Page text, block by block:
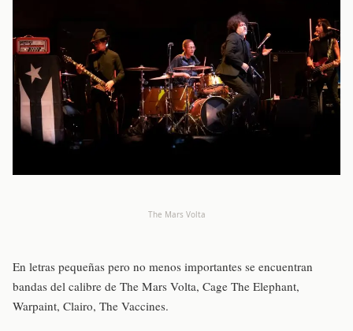
The Mars Volta
En letras pequeñas pero no menos importantes se encuentran
bandas del calibre de The Mars Volta, Cage The Elephant,
Warpaint, Clairo, The Vaccines.